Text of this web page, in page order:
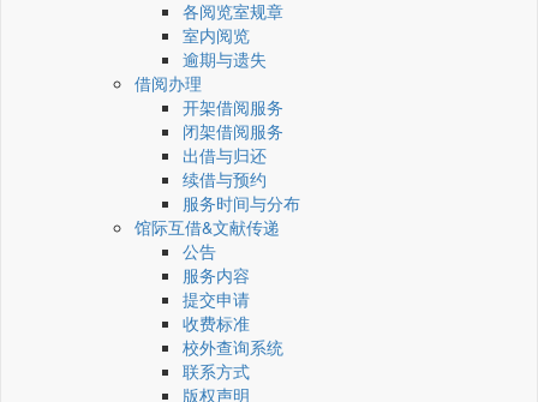
各阅览室规章
室内阅览
逾期与遗失
借阅办理
开架借阅服务
闭架借阅服务
出借与归还
续借与预约
服务时间与分布
馆际互借&文献传递
公告
服务内容
提交申请
收费标准
校外查询系统
联系方式
版权声明